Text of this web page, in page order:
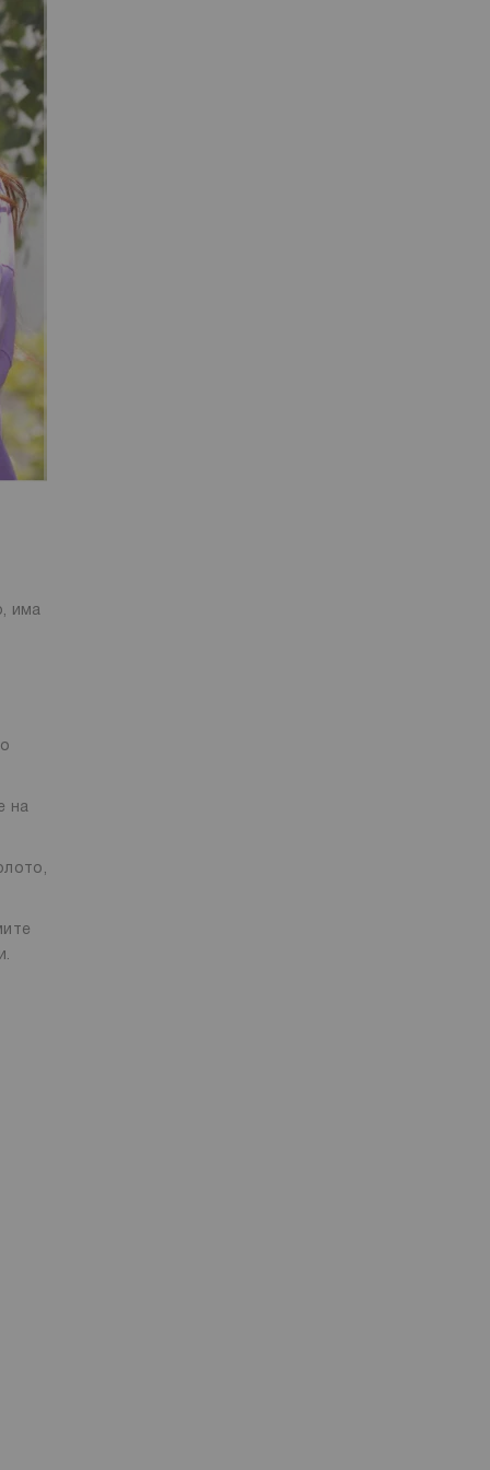
има
на